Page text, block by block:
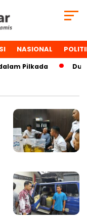
NASIONAL
Pilkada Dua